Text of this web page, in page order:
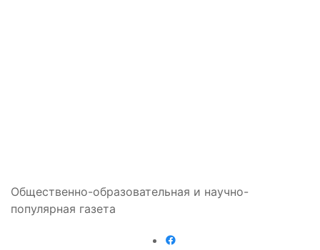
Общественно-образовательная и научно-
популярная газета